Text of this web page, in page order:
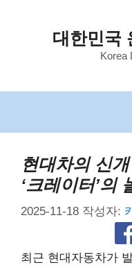
너
대한민국
Korea
현대차의 신
‘크레이터’의
2025-11-18 작성자:
최근 현대자동차가